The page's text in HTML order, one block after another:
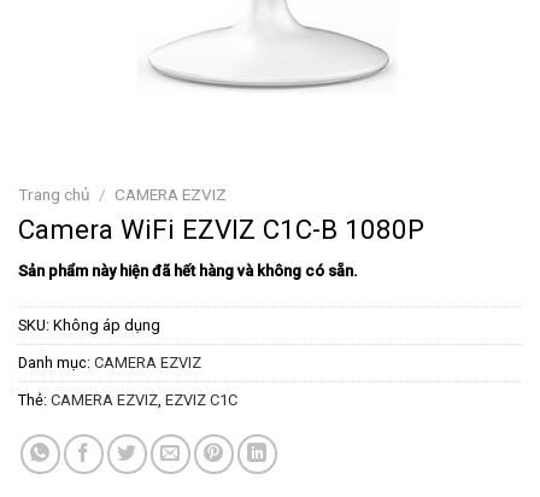
Trang chủ / CAMERA EZVIZ
Camera WiFi EZVIZ C1C-B 1080P
Sản phẩm này hiện đã hết hàng và không có sẵn.
SKU: Không áp dụng
Danh mục: CAMERA EZVIZ
Thẻ: CAMERA EZVIZ EZVIZ C1C